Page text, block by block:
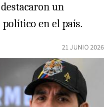
un
en el país.
21 JUNIO 2026